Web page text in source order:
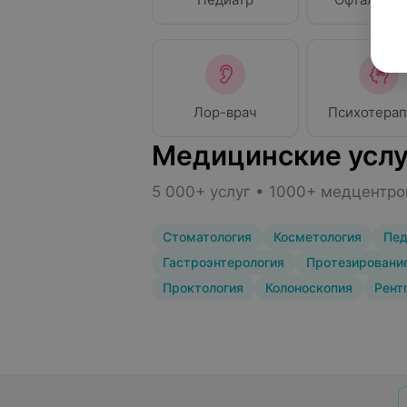
Лор-врач
Медицинские
5 000+ услуг • 1000+
Стоматология Косметология
Гастроэнтерология
Проктология
Колоноскопия